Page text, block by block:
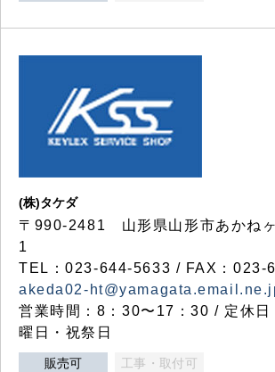
(株)タケダ
〒990-2481 山形県山形市あかね
1
TEL：023-644-5633 / FAX：023-
akeda02-
営業時間：8：30〜17：30 / 定休日
曜日・祝祭日
販売可 工事・取付可